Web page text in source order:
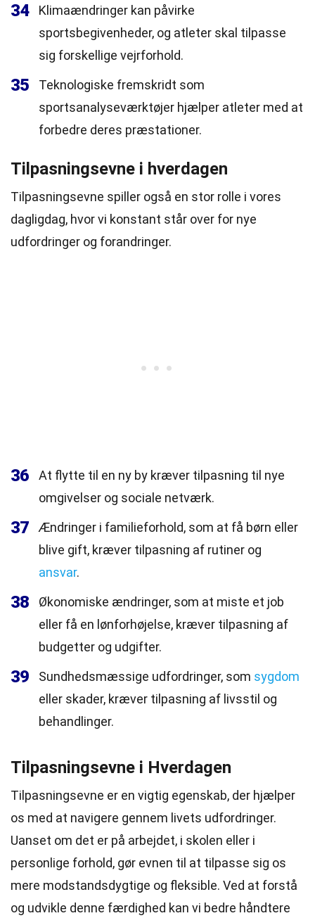
34
Klimaændringer kan påvirke
sportsbegivenheder, og atleter skal tilpasse
sig forskellige vejrforhold.
35
Teknologiske fremskridt som
sportsanalyseværktøjer hjælper atleter med at
forbedre deres præstationer.
Tilpasningsevne i hverdagen
Tilpasningsevne spiller også en stor rolle i vores
dagligdag, hvor vi konstant står over for nye
udfordringer og forandringer.
36
At flytte til en ny by kræver tilpasning til nye
omgivelser og sociale netværk.
37
Ændringer i familieforhold, som at få børn eller
blive gift, kræver tilpasning af rutiner og
ansvar.
38
Økonomiske ændringer, som at miste et job
eller få en lønforhøjelse, kræver tilpasning af
budgetter og udgifter.
39 Sundhedsmæssige udfordringer, som sygdom
eller skader, kræver tilpasning af livsstil og
behandlinger.
Tilpasningsevne i Hverdagen
Tilpasningsevne er en vigtig egenskab, der hjælper
os med at navigere gennem livets udfordringer.
Uanset om det er på arbejdet, i skolen eller i
personlige forhold, gør evnen til at tilpasse sig os
mere modstandsdygtige og fleksible. Ved at forstå
og udvikle denne færdighed kan vi bedre håndtere